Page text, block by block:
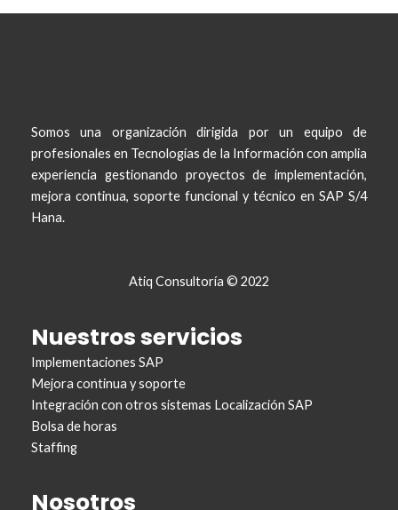
Somos una organización dirigida por un equipo de
profesionales en Tecnologías de la Información con amplia
experiencia gestionando proyectos de implementación,
mejora continua, soporte funcional y técnico en SAP S/4
Hana.
Atiq Consultoría © 2022
Nuestros servicios
Implementaciones SAP
Mejora continua y soporte
Integración con otros sistemas Localización SAP
Bolsa de horas
Staffing
Nosotros